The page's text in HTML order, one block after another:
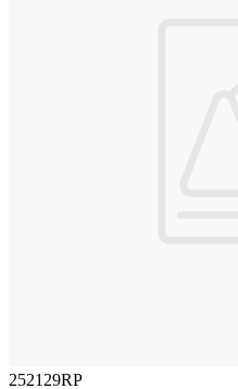
252129RP